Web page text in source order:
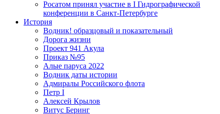
Росатом принял участие в I Гидрографической
конференции в Санкт-Петербурге
История
Водник! образцовый и показательный
Дорога жизни
Проект 941 Акула
Приказ №95
Алые паруса 2022
Водник даты истории
Адмиралы Российского флота
Петр I
Алексей Крылов
Витус Беринг